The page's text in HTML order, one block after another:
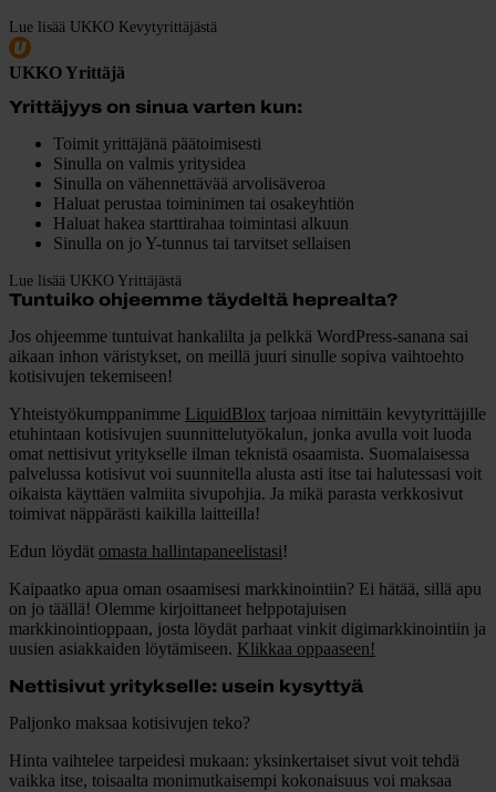
Lue lisää UKKO Kevytyrittäjästä
UKKO Yrittäjä
Yrittäjyys on sinua varten kun:
Toimit yrittäjänä päätoimisesti
Sinulla on valmis yritysidea
Sinulla on vähennettävää arvolisäveroa
Haluat perustaa toiminimen tai osakeyhtiön
Haluat hakea starttirahaa toimintasi alkuun
Sinulla on jo Y-tunnus tai tarvitset sellaisen
Lue lisää UKKO Yrittäjästä
Tuntuiko ohjeemme täydeltä heprealta?
Jos ohjeemme tuntuivat hankalilta ja pelkkä WordPress-sanana sai
aikaan inhon väristykset, on meillä juuri sinulle sopiva vaihtoehto
kotisivujen tekemiseen!
Yhteistyökumppanimme LiquidBlox tarjoaa nimittäin kevytyrittäjille
etuhintaan kotisivujen suunnittelutyökalun, jonka avulla voit luoda
omat nettisivut yritykselle ilman teknistä osaamista. Suomalaisessa
palvelussa kotisivut voi suunnitella alusta asti itse tai halutessasi voit
oikaista käyttäen valmiita sivupohjia. Ja mikä parasta verkkosivut
toimivat näppärästi kaikilla laitteilla!
Edun löydät omasta hallintapaneelistasi!
Kaipaatko apua oman osaamisesi markkinointiin? Ei hätää, sillä apu
on jo täällä! Olemme kirjoittaneet helppotajuisen
markkinointioppaan, josta löydät parhaat vinkit digimarkkinointiin ja
uusien asiakkaiden löytämiseen. Klikkaa oppaaseen!
Nettisivut yritykselle: usein kysyttyä
Paljonko maksaa kotisivujen teko?
Hinta vaihtelee tarpeidesi mukaan: yksinkertaiset sivut voit tehdä
vaikka itse, toisaalta monimutkaisempi kokonaisuus voi maksaa